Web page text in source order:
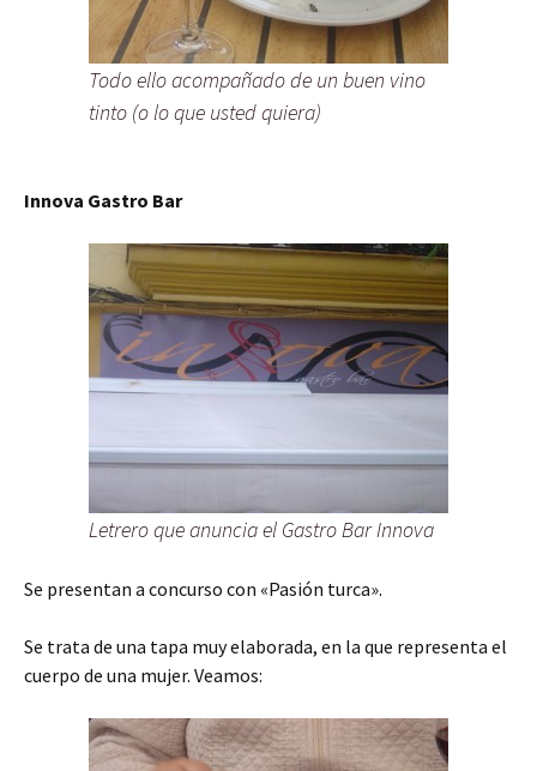
Todo ello acompañado de un buen vino
tinto (o lo que usted quiera)
Innova Gastro Bar
Letrero que anuncia el Gastro Bar Innova
Se presentan a concurso con «Pasión turca».
Se trata de una tapa muy elaborada, en la que representa el
cuerpo de una mujer. Veamos: